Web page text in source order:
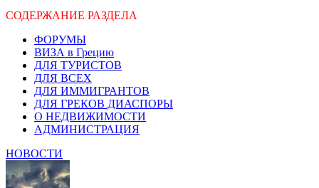
СОДЕРЖАНИЕ РАЗДЕЛА
ФОРУМЫ
ВИЗА в Грецию
ДЛЯ ТУРИСТОВ
ДЛЯ ВСЕХ
ДЛЯ ИММИГРАНТОВ
ДЛЯ ГРЕКОВ ДИАСПОРЫ
О НЕДВИЖИМОСТИ
АДМИНИСТРАЦИЯ
НОВОСТИ